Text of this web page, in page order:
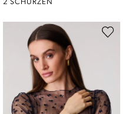
2 SCHÜRZEN